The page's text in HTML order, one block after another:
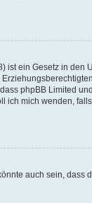
ist ein Gesetz in den
phpBB Limited
ich mich wenden,
auch sein, dass